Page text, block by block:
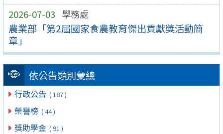
2026-07-03 學務處
農業部「第2屆國家食農教育傑出貢獻獎活動簡
章」
依公告類別彙總
行政公告 ( 187 )
榮譽榜 ( 44 )
獎助學金 ( 91 )